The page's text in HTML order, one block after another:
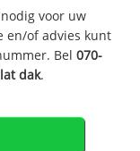
voor uw
en/of advies kunt
Bel070-
dak.